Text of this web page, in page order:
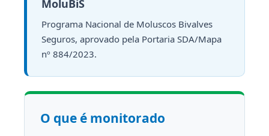
MoluBiS
Programa Nacional de Moluscos Bivalves
Seguros, aprovado pela Portaria SDA/Mapa
nº 884/2023.
O que é monitorado